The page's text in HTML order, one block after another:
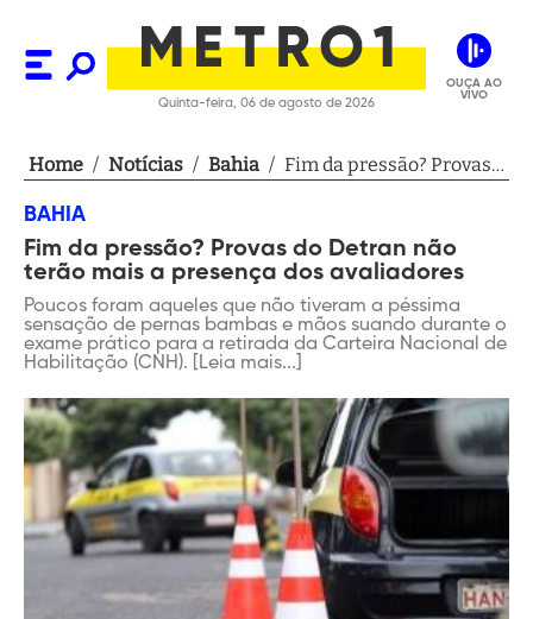
Quinta-feira, 06 de agosto de 2026
OUÇA AO
VIVO
Home / Notícias / Bahia / Fim da pressão? Provas
avaliadores
BAHIA
Fim da pressão? Provas do Detran não
terão mais a presença dos avaliadores
Poucos foram aqueles que não tiveram a péssima
sensação de pernas bambas e mãos suando durante o
exame prático para a retirada da Carteira Nacional de
Habilitação (CNH). [Leia mais...]